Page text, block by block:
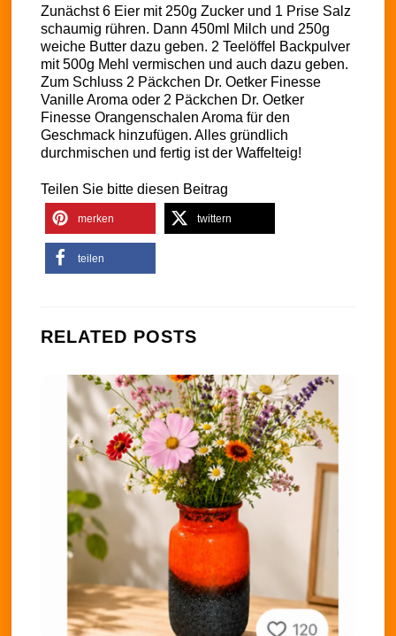
Zunächst 6 Eier mit 250g Zucker und 1 Prise Salz
schaumig rühren. Dann 450ml Milch und 250g
weiche Butter dazu geben. 2 Teelöffel Backpulver
mit 500g Mehl vermischen und auch dazu geben.
Zum Schluss 2 Päckchen Dr. Oetker Finesse
Vanille Aroma oder 2 Päckchen Dr. Oetker
Finesse Orangenschalen Aroma für den
Geschmack hinzufügen. Alles gründlich
durchmischen und fertig ist der Waffelteig!
Teilen Sie bitte diesen Beitrag
merken twittern
teilen
RELATED POSTS